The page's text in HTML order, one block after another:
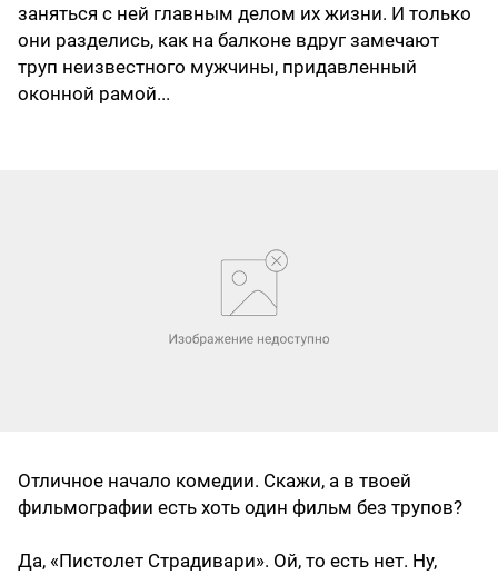
заняться с ней главным делом их жизни. И только
они разделись, как на балконе вдруг замечают
труп неизвестного мужчины, придавленный
оконной рамой...
Отличное начало комедии. Скажи, а в твоей
фильмографии есть хоть один фильм без трупов?
Да, «Пистолет Страдивари». Ой, то есть нет. Ну,